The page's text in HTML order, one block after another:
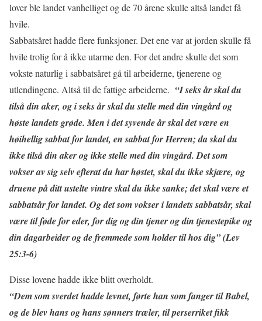
lover ble landet vanhelliget og de 70 årene skulle altså landet få
hvile.
Sabbatsåret hadde flere funksjoner. Det ene var at jorden skulle få
hvile trolig for å ikke utarme den. For det andre skulle det som
vokste naturlig i sabbatsåret gå til arbeiderne, tjenerene og
utlendingene. Altså til de fattige arbeiderne. “I seks år skal du
tilså din aker, og i seks år skal du stelle med din vingård og
høste landets grøde. Men i det syvende år skal det være en
høihellig sabbat for landet, en sabbat for Herren; da skal du
ikke tilså din aker og ikke stelle med din vingård. Det som
vokser av sig selv efterat du har høstet, skal du ikke skjære, og
druene på ditt ustelte vintre skal du ikke sanke; det skal være et
sabbatsår for landet. Og det som vokser i landets sabbatsår, skal
være til føde for eder, for dig og din tjener og din tjenestepike og
din dagarbeider og de fremmede som holder til hos dig” (Lev
25:3-6)
Disse lovene hadde ikke blitt overholdt.
“Dem som sverdet hadde levnet, førte han som fanger til Babel,
og de blev hans og hans sønners træler, til perserriket fikk